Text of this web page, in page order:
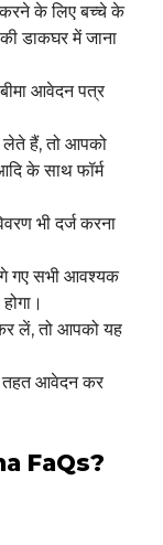
के लिए बच्चे के
डाकघर में जाना
आवेदन पत्र
हैं, तो आपको
के साथ फॉर्म
भी दर्ज करना
गए सभी आवश्यक
लें, तो आपको यह
तहत आवेदन कर
FaQs?